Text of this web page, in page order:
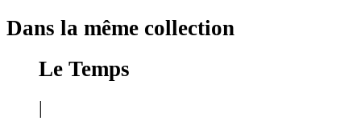
Dans la même collection
Le Temps
|